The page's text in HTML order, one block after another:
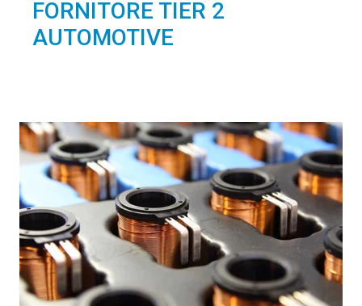
DE EN FR NL SK SV ZH-CN
FORNITORE TIER 2
AUTOMOTIVE